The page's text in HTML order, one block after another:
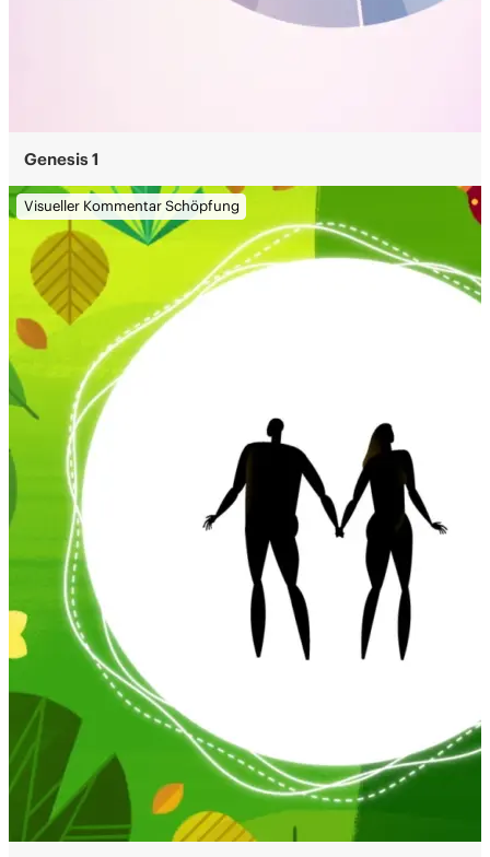
Genesis 1
Visueller Kommentar Schöpfung